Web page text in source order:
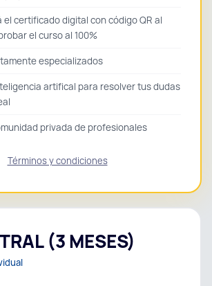
el certificado digital con código QR al
el curso al 100%
especializados
artifical para resolver tus dudas
privada de profesionales
Términos y condiciones
(3 MESES)